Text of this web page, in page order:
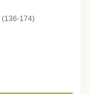
(136-174)